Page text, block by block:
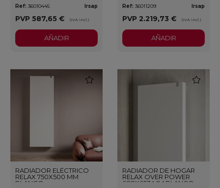
Ref: 36010445 Irsap
PVP 587,65 € (IVA incl.)
AÑADIR
Ref: 36011209 Irsap
PVP 2.219,73 € (IVA incl.)
AÑADIR
RADIADOR ELÉCTRICO
RELAX 750X500 MM
BLANCO
RADIADOR DE HOGAR
RELAX OVER POWER
688X653 MM BLANCO